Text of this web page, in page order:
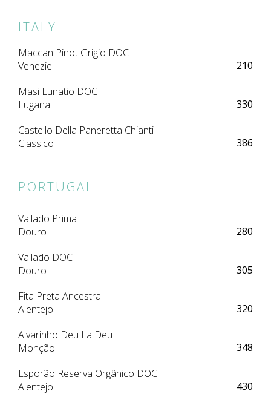
ITALY
Maccan Pinot Grigio DOC
Venezie
210
Masi Lunatio DOC
Lugana
330
Castello Della Paneretta Chianti
Classico
386
PORTUGAL
Vallado Prima
Douro
280
Vallado DOC
Douro
305
Fita Preta Ancestral
Alentejo
320
Alvarinho Deu La Deu
Monção
348
Esporão Reserva Orgânico DOC
Alentejo
430